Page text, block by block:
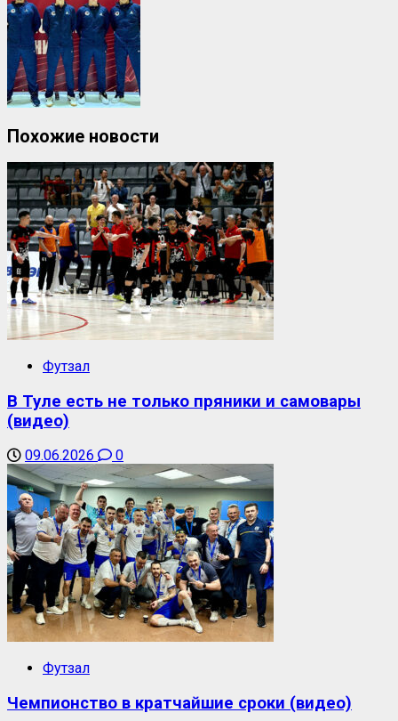
Похожие новости
Футзал
В Туле есть не только пряники и самовары
(видео)
09.06.2026 0
Футзал
Чемпионство в кратчайшие сроки (видео)